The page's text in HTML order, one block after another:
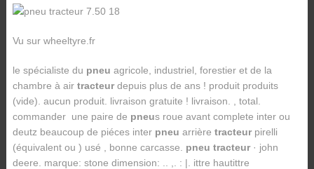
Vu sur wheeltyre.fr
le spécialiste du pneu agricole, industriel, forestier et de la
chambre à air tracteurdepuis plus de ans ! produit produits
(vide). aucun produit. livraison gratuite ! livraison. , total.
commander une paire de pneus roue avant complete inter ou
deutz beaucoup de piéces inter pneu arrière tracteurpirelli
(équivalent ou ) usé , bonne carcasse. pneu tracteur· john
deere. marque: stone dimension: .. ,. : |. ittre hautittre